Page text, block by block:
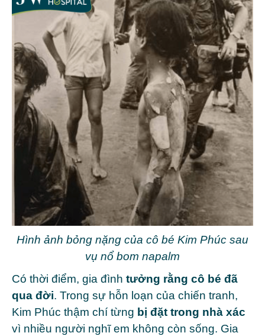
Hình ảnh bỏng nặng của cô bé Kim Phúc sau
vụ nổ bom napalm
Có thời điểm, gia đình tưởng rằng cô bé đã
qua đời. Trong sự hỗn loạn của chiến tranh,
Kim Phúc thậm chí từng bị đặt trong nhà xác
vì nhiều người nghĩ em không còn sống. Gia